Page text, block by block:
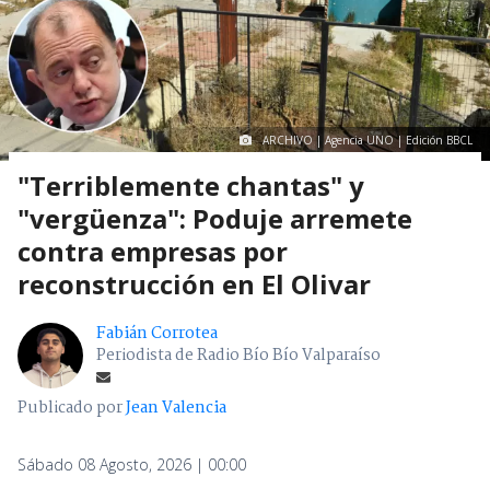
ARCHIVO | Agencia UNO | Edición BBCL
"Terriblemente chantas" y
"vergüenza": Poduje arremete
contra empresas por
reconstrucción en El Olivar
Fabián Corrotea
Periodista de Radio Bío Bío Valparaíso
Publicado porJean Valencia
Sábado 08 Agosto, 2026 | 00:00